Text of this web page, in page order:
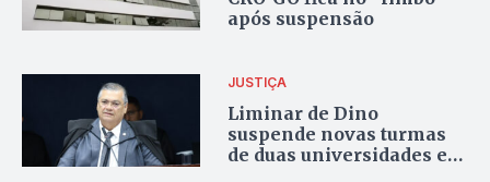
após suspensão
JUSTIÇA
Liminar de Dino
suspende novas turmas
de duas universidades em